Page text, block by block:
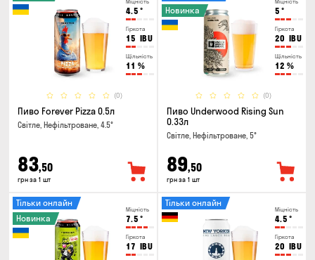
Міцність
4.5 °
Гіркота
15 IBU
Щільність
11 %
(0)
Пиво Forever Pizza 0.5л
Світле, Нефільтроване, 4.5°
83,50
грн за 1 шт
Міцність
5 °
Гіркота
20 IBU
Щільність
12 %
(0)
Новинка
Пиво Underwood Rising Sun
0.33л
Світле, Нефільтроване, 5°
89,50
грн за 1 шт
Міцність
7.5 °
Гіркота
17 IBU
Тільки онлайн
Новинка
Міцність
4.5 °
Гіркота
20 IBU
Тільки онлайн